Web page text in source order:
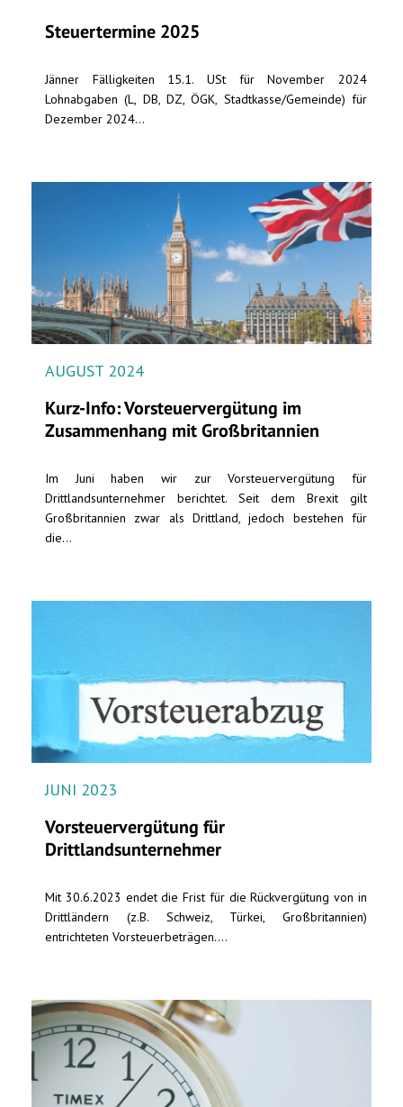
Steuertermine 2025
Jänner Fälligkeiten 15.1. USt für November 2024
Lohnabgaben (L, DB, DZ, ÖGK, Stadtkasse/Gemeinde) für
Dezember 2024...
AUGUST 2024
Kurz-Info: Vorsteuervergütung im
Zusammenhang mit Großbritannien
Im Juni haben wir zur Vorsteuervergütung für
Drittlandsunternehmer berichtet. Seit dem Brexit gilt
Großbritannien zwar als Drittland, jedoch bestehen für
die...
JUNI 2023
Vorsteuervergütung für
Drittlandsunternehmer
Mit 30.6.2023 endet die Frist für die Rückvergütung von in
Drittländern (z.B. Schweiz, Türkei, Großbritannien)
entrichteten Vorsteuerbeträgen....